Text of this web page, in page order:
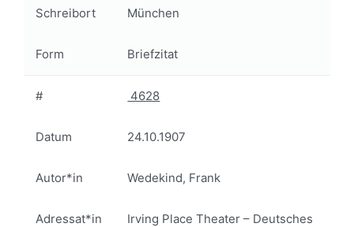
Schreibort München
Form Briefzitat
# 4628
Datum 24.10.1907
Autor*in Wedekind, Frank
Adressat*in
Irving Place Theater – Deutsches